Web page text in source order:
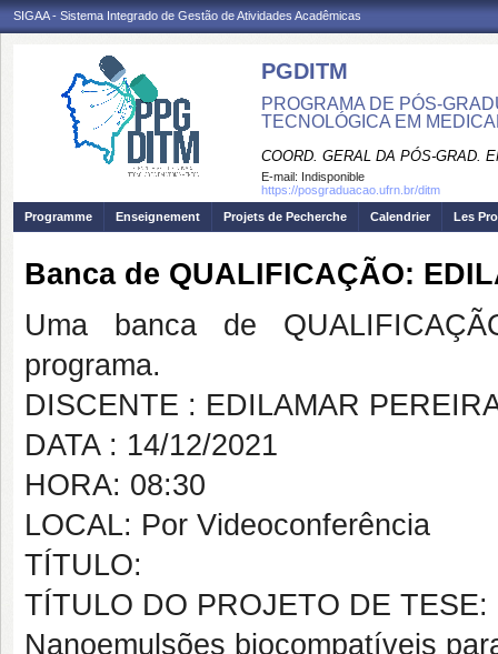
SIGAA - Sistema Integrado de Gestão de Atividades Acadêmicas
PGDITM
PROGRAMA DE PÓS-
TECNOLÓGICA EM
COORD. GERAL DA PÓS-GRAD.
E-mail: Indisponible
https://posgraduacao.ufrn.br/ditm
Programme
Enseignement Projets de Pecherche Calendrier Les
Banca de QUALIFICAÇÃO:
Uma banca de
programa.
DISCENTE : EDILAMAR
DATA : 14/12/2021
HORA: 08:30
LOCAL: Por Videoconferência
TÍTULO:
TÍTULO DO PROJETO DE TESE:
Nanoemulsões biocompatíveis